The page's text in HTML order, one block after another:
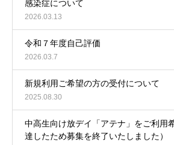
感染症について
2026.03.13
令和７年度自己評価
2026.03.7
新規利用ご希望の方の受付について
2025.08.30
中高生向け放デイ「アテナ」をご利用
達したため募集を終了いたしました）